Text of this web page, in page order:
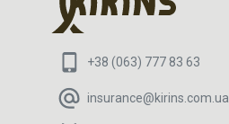
+38 (063) 777 83 63
insurance@kirins.com.ua